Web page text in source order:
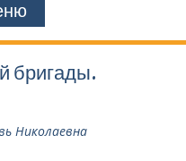
бригады.
Николаевна